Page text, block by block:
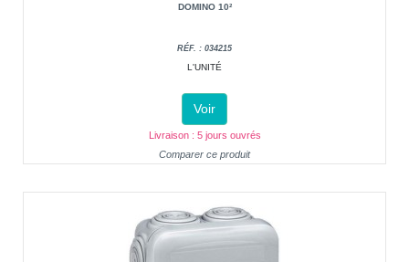
DOMINO 10²
RÉF. : 034215
L'UNITÉ
Voir
Livraison : 5 jours ouvrés
Comparer ce produit